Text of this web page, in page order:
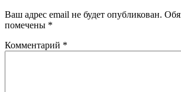
Ваш адрес email не будет опубликован.
помечены *
Комментарий *